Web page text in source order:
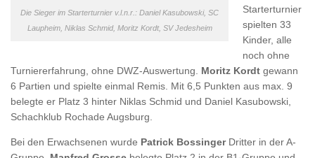
Die Sieger im Starterturnier v.l.n.r.: Daniel Kasubowski, SC
Laupheim, Niklas Schmid, Moritz Kordt, SV Jedesheim
Starterturnier
spielten 33
Kinder, alle
noch ohne
Turniererfahrung, ohne DWZ-Auswertung. Moritz Kordt gewann
6 Partien und spielte einmal Remis. Mit 6,5 Punkten aus max. 9
belegte er Platz 3 hinter Niklas Schmid und Daniel Kasubowski,
Schachklub Rochade Augsburg.
Bei den Erwachsenen wurde Patrick BossingerDritter in der A-